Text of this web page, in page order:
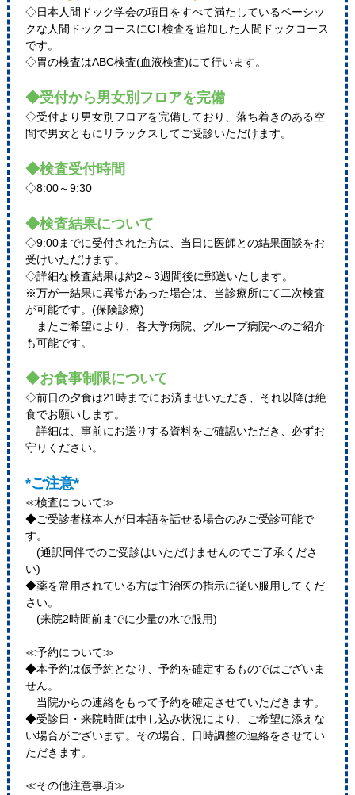
◇日本人間ドック学会の項目をすべて満たしているベーシッ
クな人間ドックコースにCT検査を追加した人間ドックコース
です。
◇胃の検査はABC検査(血液検査)にて行います。
◆受付から男女別フロアを完備
◇受付より男女別フロアを完備しており、落ち着きのある空
間で男女ともにリラックスしてご受診いただけます。
◆検査受付時間
◇8:00～9:30
◆検査結果について
◇9:00までに受付された方は、当日に医師との結果面談をお
受けいただけます。
◇詳細な検査結果は約2～3週間後に郵送いたします。
※万が一結果に異常があった場合は、当診療所にて二次検査
が可能です。(保険診療)
またご希望により、各大学病院、グループ病院へのご紹介
も可能です。
◆お食事制限について
◇前日の夕食は21時までにお済ませいただき、それ以降は絶
食でお願いします。
詳細は、事前にお送りする資料をご確認いただき、必ずお
守りください。
*ご注意*
≪検査について≫
◆ご受診者様本人が日本語を話せる場合のみご受診可能で
す。
(通訳同伴でのご受診はいただけませんのでご了承くださ
い)
◆薬を常用されている方は主治医の指示に従い服用してくだ
さい。
(来院2時間前までに少量の水で服用)
≪予約について≫
◆本予約は仮予約となり、予約を確定するものではございま
せん。
当院からの連絡をもって予約を確定させていただきます。
◆受診日・来院時間は申し込み状況により、ご希望に添えな
い場合がございます。その場合、日時調整の連絡をさせてい
ただきます。
≪その他注意事項≫